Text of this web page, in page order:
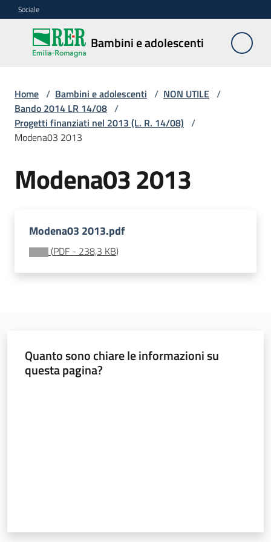
Vai al contenuto
Vai alla navigazione
Vai al footer
Sociale
Bambini e adolescenti
Bambini e
adolescenti
Accoglienza,
tutela
e
Centri
estivi
soggiorni
ricerca
Home / Bambini e adolescenti / NON UTILE /
Bando 2014 LR 14/08 /
Progetti finanziati nel 2013 (L. R. 14/08) /
Modena03 2013
Modena03 2013
Modena03 2013.pdf
(PDF - 238,3 KB)
Quanto sono chiare le informazioni su
questa pagina?